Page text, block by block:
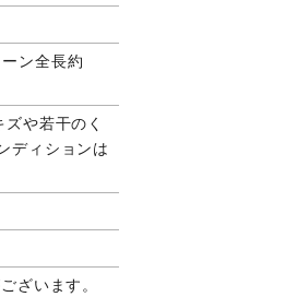
ン全長約
や若干のく
ディションは
ざいます。